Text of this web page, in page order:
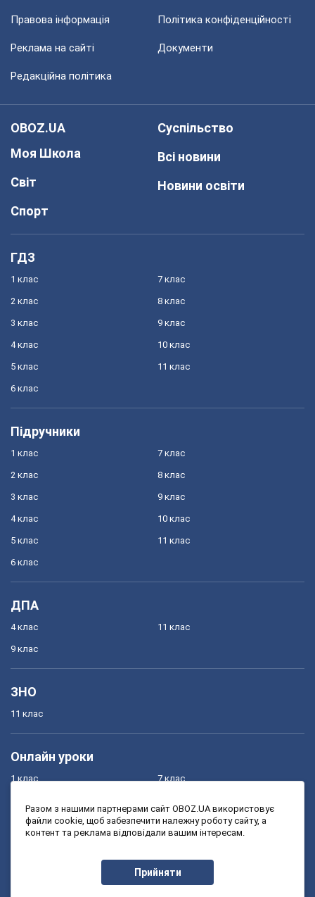
Правова інформація Політика конфіденційності
Реклама на сайті Документи
Редакційна політика
OBOZ.UA
Моя Школа
Світ
Спорт
Суспільство
Всі новини
Новини освіти
ГДЗ
1 клас
2 клас
3 клас
4 клас
5 клас
6 клас
7 клас
8 клас
9 клас
10 клас
11 клас
Підручники
1 клас
2 клас
3 клас
4 клас
5 клас
6 клас
7 клас
8 клас
9 клас
10 клас
11 клас
ДПА
4 клас
9 клас
11 клас
ЗНО
11 клас
Онлайн уроки
1 клас
3 клас
7 клас
9 клас
Разом з нашими партнерами сайт OBOZ.UA використовує
файли cookie, щоб забезпечити належну роботу сайту, а
контент та реклама відповідали вашим інтересам.
Прийняти